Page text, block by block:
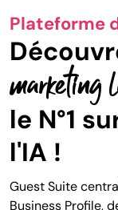
Plateforme
marketing
le N°1
l'IA !
Guest Suite
Business Profile,